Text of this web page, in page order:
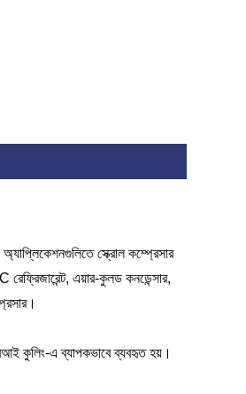
স্ক্রোল কম্প্রেসার
এয়ার-কুলড কনডেন্সার,
কুলিং-এ ব্যাপকভাবে ব্যবহৃত হয়।